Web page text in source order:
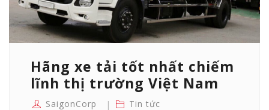
Hãng xe tải tốt nhất chiếm
lĩnh thị trường Việt Nam
SaigonCorp Tin tức